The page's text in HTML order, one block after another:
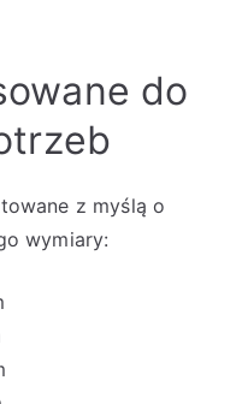
do
z myślą o
wymiary: